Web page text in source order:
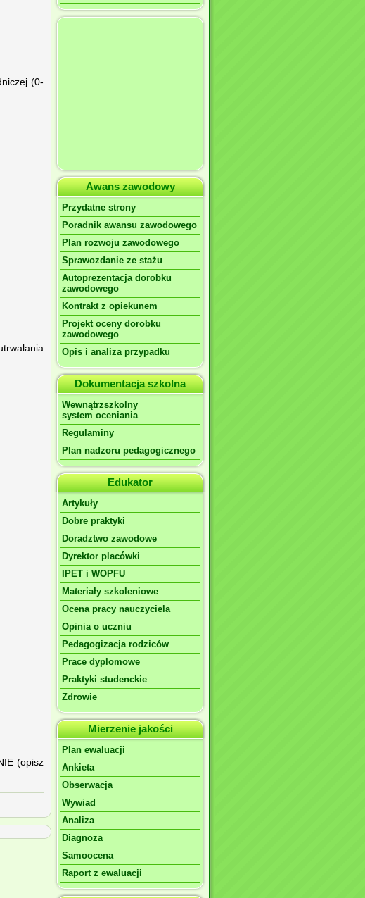
(0-
(opisz
Awans zawodowy
Przydatne strony
Poradnik awansu zawodowego
Plan rozwoju zawodowego
Sprawozdanie ze stażu
Autoprezentacja dorobku
zawodowego
Kontrakt z opiekunem
Projekt oceny dorobku
zawodowego
Opis i analiza przypadku
Dokumentacja szkolna
Wewnątrzszkolny
system oceniania
Regulaminy
Plan nadzoru pedagogicznego
Edukator
Artykuły
Dobre praktyki
Doradztwo zawodowe
Dyrektor placówki
IPET i WOPFU
Materiały szkoleniowe
Ocena pracy nauczyciela
Opinia o uczniu
Pedagogizacja rodziców
Prace dyplomowe
Praktyki studenckie
Zdrowie
Mierzenie jakości
Plan ewaluacji
Ankieta
Obserwacja
Wywiad
Analiza
Diagnoza
Samoocena
Raport z ewaluacji